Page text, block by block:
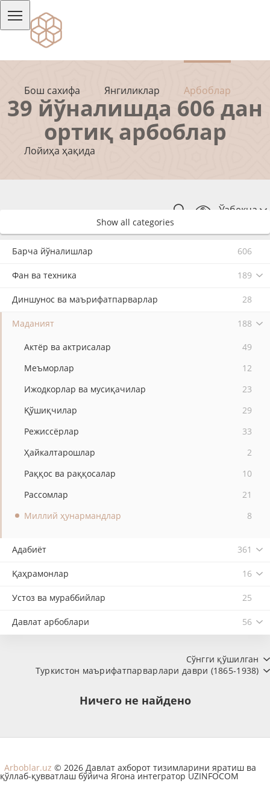
Бош сахифа Янгиликлар Арбоблар
Лойиҳа ҳақида
Ўзбекча
39 йўналишда 606 дан
ортиқ арбоблар
Show all categories
Барча йўналишлар 606
Фан ва техника 189
Диншунос ва маърифатпарварлар 28
Маданият 188
Актёр ва актрисалар
49
Меъморлар
12
Ижодкорлар ва мусиқачилар
23
Қўшиқчилар
29
Режиссёрлар
33
Ҳайкалтарошлар
2
Раққос ва раққосалар
10
Рассомлар
21
Миллий ҳунармандлар
8
Адабиёт 361
Қаҳрамонлар 16
Устоз ва мураббийлар 25
Давлат арбоблари 56
Сўнгги қўшилган
Туркистон маърифатпарварлари даври (1865-1938)
Ничего не найдено
Arboblar.uz © 2026 Давлат ахборот тизимларини яратиш ва
қўллаб-қувватлаш бўйича Ягона интегратор UZINFOCOM